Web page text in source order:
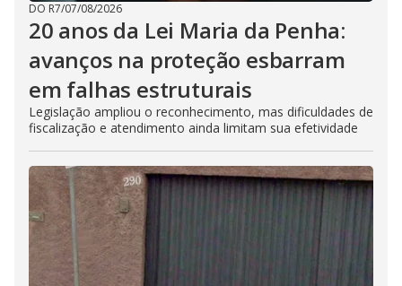
DO R7/07/08/2026
20 anos da Lei Maria da Penha:
avanços na proteção esbarram
em falhas estruturais
Legislação ampliou o reconhecimento, mas dificuldades de
fiscalização e atendimento ainda limitam sua efetividade